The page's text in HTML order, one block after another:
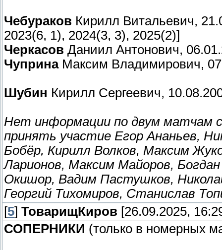
Чебураков Кирилл Витальевич,
2023(6, 1), 2024(3, 3), 2025(2)]
Черкасов Даниил Антонович,
ЧупринаМаксим Владимирович,
Шубин Кирилл Сергеевич,
Нет информации по двум матчам с
принять участие Егор Ананьев,
Бобёр, Кирилл Волков, Максим
Ларионов, Максим Майоров,
Окишор, Вадим Пастушков,
Георгий Тихомиров, Станислав
[5] ТоварищКиров [26.09.2025,
СОПЕРНИКИ (только в номерных